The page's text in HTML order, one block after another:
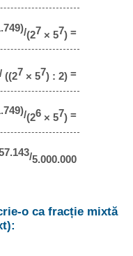
/(27 × 57)=
((27 × 57) : 2)=
/(26× 57)=
/5.000.000
o ca fracție mixtă